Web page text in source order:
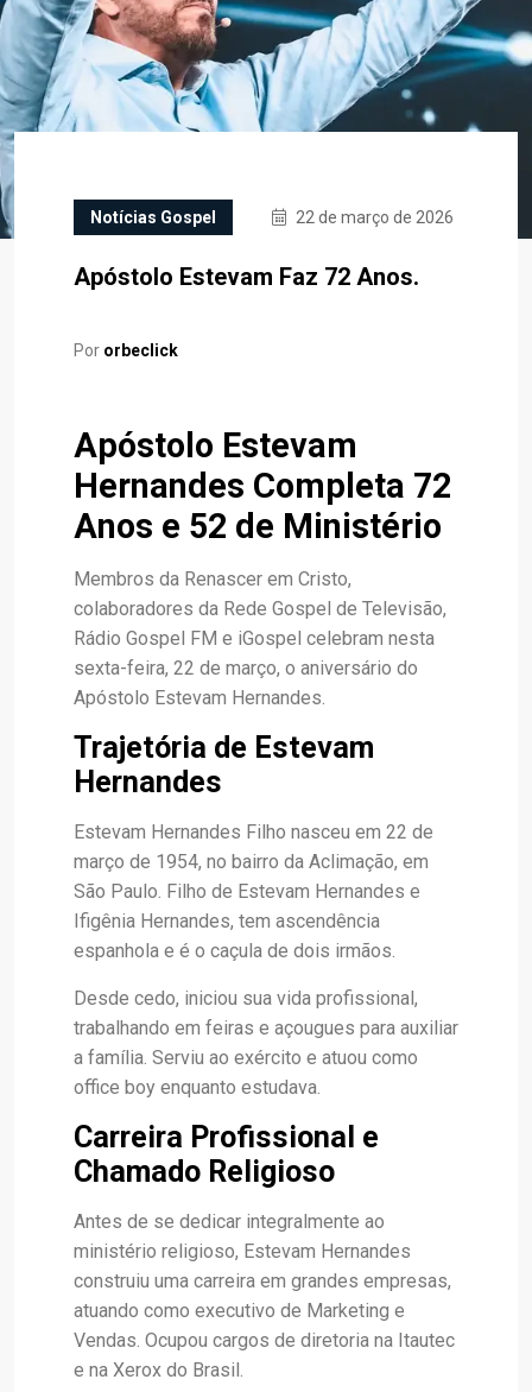
Notícias Gospel 22 de março de 2026
Apóstolo Estevam Faz 72 Anos.
Por orbeclick
Apóstolo Estevam
Hernandes Completa 72
Anos e 52 de Ministério
Membros da Renascer em Cristo,
colaboradores da Rede Gospel de Televisão,
Rádio Gospel FM e iGospel celebram nesta
sexta-feira, 22 de março, o aniversário do
Apóstolo Estevam Hernandes.
Trajetória de Estevam
Hernandes
Estevam Hernandes Filho nasceu em 22 de
março de 1954, no bairro da Aclimação, em
São Paulo. Filho de Estevam Hernandes e
Ifigênia Hernandes, tem ascendência
espanhola e é o caçula de dois irmãos.
Desde cedo, iniciou sua vida profissional,
trabalhando em feiras e açougues para auxiliar
a família. Serviu ao exército e atuou como
office boy enquanto estudava.
Carreira Profissional e
Chamado Religioso
Antes de se dedicar integralmente ao
ministério religioso, Estevam Hernandes
construiu uma carreira em grandes empresas,
atuando como executivo de Marketing e
Vendas. Ocupou cargos de diretoria na Itautec
e na Xerox do Brasil.